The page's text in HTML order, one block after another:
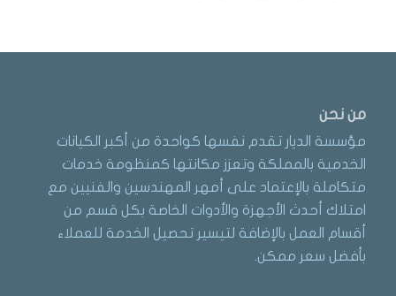
من نحن
مؤسسة الديار تقدم نفسها كواحدة من أكبر الكيانات
الخدمية بالمملكة وتعزز مكانتها كمنظومة خدمات
متكاملة بالإعتماد على أمهر المهندسين والفنيين مع
امتلاك أحدث الأجهزة والأدوات الخاصة بكل قسم من
أقسام العمل بالإضافة لتيسير تحصيل الخدمة للعملاء
بأفضل سعر ممكن.